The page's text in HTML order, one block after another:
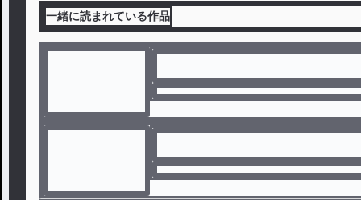
一緒に読まれている作品